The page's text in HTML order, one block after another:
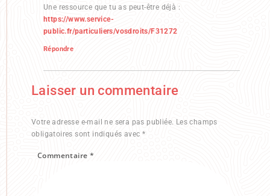
Une ressource que tu as peut-être déjà :
https://www.service-
public.fr/particuliers/vosdroits/F31272
Répondre
Laisser un commentaire
Votre adresse e-mail ne sera pas publiée. Les champs
obligatoires sont indiqués avec *
Commentaire *